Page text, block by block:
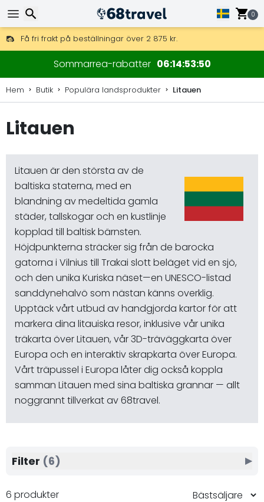
0
Få fri frakt på beställningar över 2 875 kr.
DHL Express över natten är också tillgängligt.
30 dagar för retur, 90 dagar för träkartor och dekorationer.
Sommarrea-rabatter 06145350
Hem Butik Populära landsprodukter Litauen
Litauen
Litauen är den största av de
baltiska staterna, med en
blandning av medeltida gamla
städer, tallskogar och en kustlinje
kopplad till baltisk bärnsten.
Höjdpunkterna sträcker sig från de barocka
gatorna i Vilnius till Trakai slott beläget vid en sjö,
och den unika Kuriska näset—en UNESCO-listad
sanddynehalvö som nästan känns overklig.
Upptäck vårt utbud av handgjorda kartor för att
markera dina litauiska resor, inklusive vår unika
träkarta över Litauen, vår 3D-träväggkarta över
Europa och en interaktiv skrapkarta över Europa.
Vårt träpussel i Europa låter dig också koppla
samman Litauen med sina baltiska grannar — allt
noggrannt tillverkat av 68travel.
6 produkter
Filter (6) ▶